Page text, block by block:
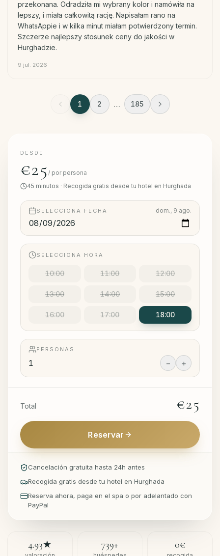
przekonana. Odradziła mi wybrany kolor i namówiła na
lepszy, i miała całkowitą rację. Napisałam rano na
WhatsAppie i w kilka minut miałam potwierdzony termin.
Szczerze najlepszy stosunek ceny do jakości w
Hurghadzie.
9 jul. 2026
1 2 … 185
DESDE
€25 / por persona
45 minutos · Recogida gratis desde tu hotel en Hurghada
SELECCIONA FECHA dom., 9 ago.
SELECCIONA HORA
10:00 11:00 12:00
13:00 14:00 15:00
16:00 17:00 18:00
PERSONAS
− +
Total €25
Reservar
Cancelación gratuita hasta 24h antes
Recogida gratis desde tu hotel en Hurghada
Reserva ahora, paga en el spa o por adelantado con
PayPal
4.93★ 739+ 0€